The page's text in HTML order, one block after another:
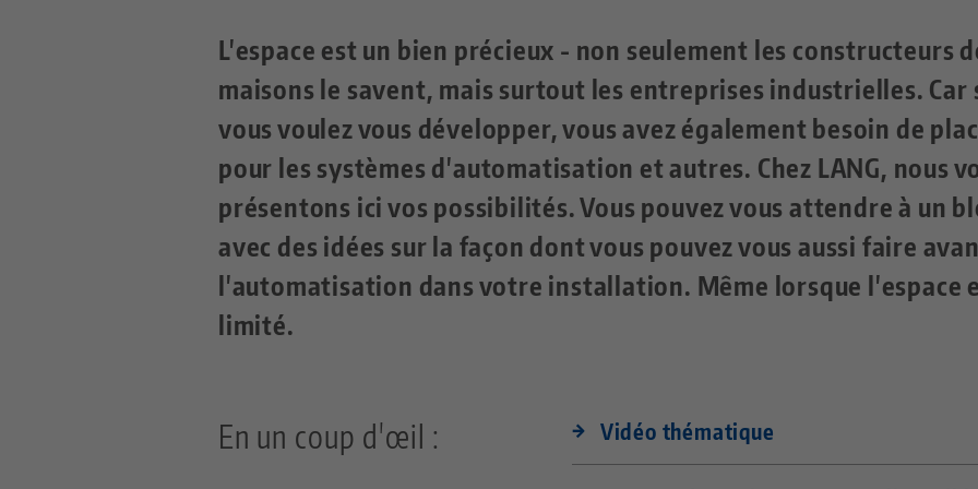
L'espace est un bien précieux - non seulement les constructeurs
maisons le savent, mais surtout les entreprises industrielles. Car
vous voulez vous développer, vous avez également besoin de
pour les systèmes d'automatisation et autres. Chez LANG, nous
présentons ici vos possibilités. Vous pouvez vous attendre à un
avec des idées sur la façon dont vous pouvez vous aussi faire
l'automatisation dans votre installation. Même lorsque l'espace
limité.
En un coup d'œil : Vidéo thématique